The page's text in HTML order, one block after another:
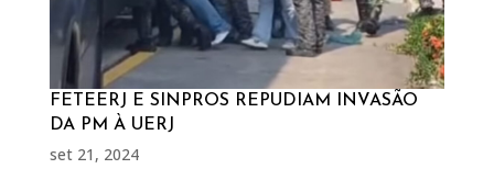
FETEERJ E SINPROS REPUDIAM INVASÃO
DA PM À UERJ
set 21, 2024